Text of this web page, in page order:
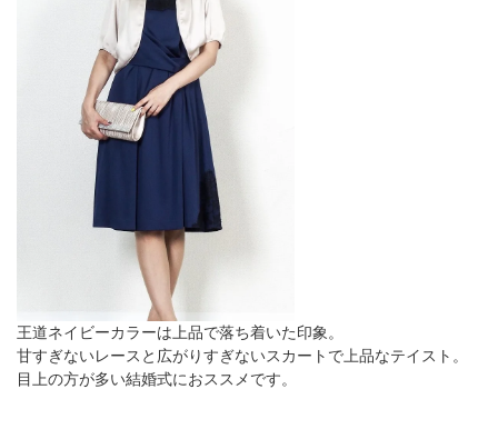
王道ネイビーカラーは上品で落ち着いた印象。
甘すぎないレースと広がりすぎないスカートで上品なテイスト。
目上の方が多い結婚式におススメです。